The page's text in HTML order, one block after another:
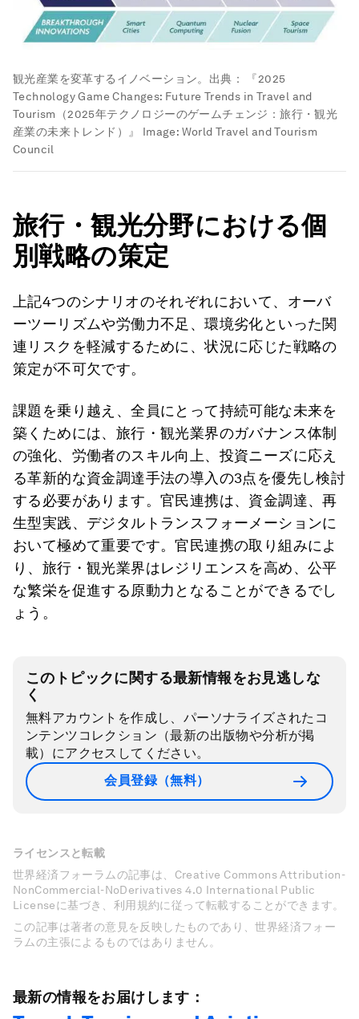
観光産業を変革するイノベーション。出典： 『2025
Technology Game Changes: Future Trends in Travel and
Tourism（2025年テクノロジーのゲームチェンジ：旅行・観光
産業の未来トレンド）』
Image: World Travel and Tourism
Council
旅行・観光分野における個
別戦略の策定
上記4つのシナリオのそれぞれにおいて、オーバ
ーツーリズムや労働力不足、環境劣化といった関
連リスクを軽減するために、状況に応じた戦略の
策定が不可欠です。
課題を乗り越え、全員にとって持続可能な未来を
築くためには、旅行・観光業界のガバナンス体制
の強化、労働者のスキル向上、投資ニーズに応え
る革新的な資金調達手法の導入の3点を優先し検討
する必要があります。官民連携は、資金調達、再
生型実践、デジタルトランスフォーメーションに
おいて極めて重要です。官民連携の取り組みによ
り、旅行・観光業界はレジリエンスを高め、公平
な繁栄を促進する原動力となることができるでし
ょう。
このトピックに関する最新情報をお見逃しな
く
無料アカウントを作成し、パーソナライズされたコ
ンテンツコレクション（最新の出版物や分析が掲
載）にアクセスしてください。
会員登録（無料）
ライセンスと転載
世界経済フォーラムの記事は、Creative Commons Attribution-
NonCommercial-NoDerivatives 4.0 International Public
Licenseに基づき、利用規約に従って転載することができます。
この記事は著者の意見を反映したものであり、世界経済フォー
ラムの主張によるものではありません。
最新の情報をお届けします：